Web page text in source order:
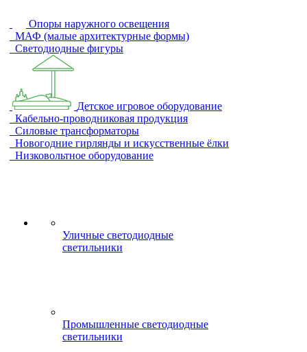
Опоры наружного освещения
МАФ (малые архитектурные формы)
Светодиодные фигуры
Детское игровое оборудование
Кабельно-проводниковая продукция
Силовые трансформаторы
Новогодние гирлянды и искусственные ёлки
Низковольтное оборудование
Уличные светодиодные
светильники
Промышленные светодиодные
светильники